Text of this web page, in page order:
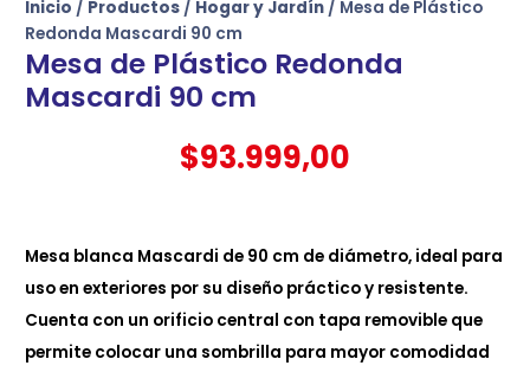
Inicio / Productos / Hogar y Jardín / Mesa de Plástico
Redonda Mascardi 90 cm
Mesa de Plástico Redonda
Mascardi 90 cm
$93.999,00
Mesa blanca Mascardi de 90 cm de diámetro, ideal para
uso en exteriores por su diseño práctico y resistente.
Cuenta con un orificio central con tapa removible que
permite colocar una sombrilla para mayor comodidad